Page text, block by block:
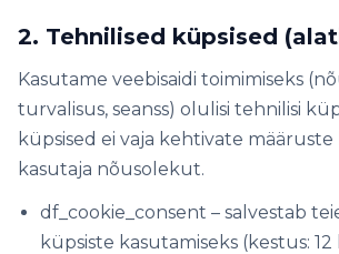
2. Tehnilised küpsised
Kasutame veebisaidi toimimiseks
turvalisus, seanss) olulisi tehnilisi
küpsised ei vaja kehtivate
kasutaja nõusolekut.
df_cookie_consent – ​​salvestab
küpsiste kasutamiseks (kestus: